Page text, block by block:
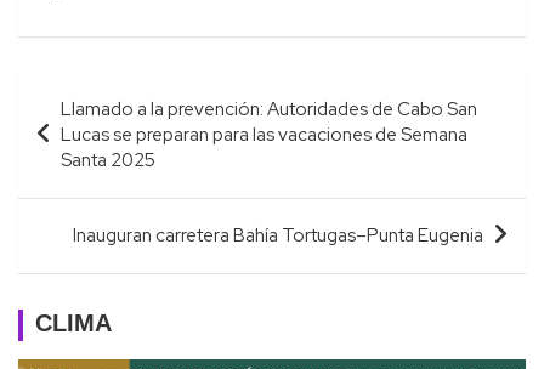
Navegación
de
entradas
Llamado a la prevención: Autoridades de Cabo San
Lucas se preparan para las vacaciones de Semana
Santa 2025
Inauguran carretera Bahía Tortugas–Punta Eugenia
CLIMA